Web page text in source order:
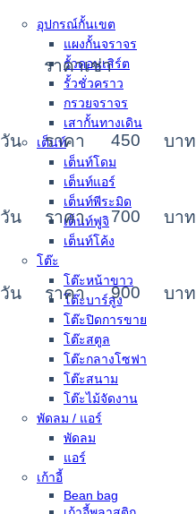
อุปกรณ์กั้นเขต
แผงกั้นจราจร
รั้วคอนเสิร์ต
รั้วชั่วคราว
กรวยจราจร
เสากั้นทางเดิน
เต็นท์
เต็นท์โดม
เต็นท์แอร์
เต็นท์พีระมิด
เต็นท์ฟูจิ
เต็นท์โค้ง
โต๊ะ
โต๊ะหน้าขาว
โต๊ะบาร์สูง
โต๊ะปิดการขาย
โต๊ะสตูล
โต๊ะกลางโซฟา
โต๊ะสนาม
โต๊ะไม้จัดงาน
พัดลม / แอร์
พัดลม
แอร์
เก้าอี้
Bean bag
ราคาเช่า
วัน ราคา 450 บาท
วัน ราคา 700 บาท
วัน ราคา 900 บาท